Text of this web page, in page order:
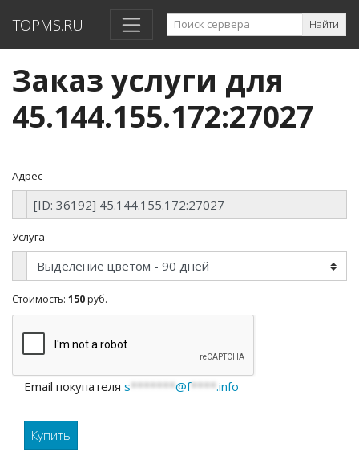
TOPMS.RU Найти
Заказ услуги для
45.144.155.172:27027
Адрес
Услуга
Стоимость: 150 руб.
Email покупателя s*******@f****.info